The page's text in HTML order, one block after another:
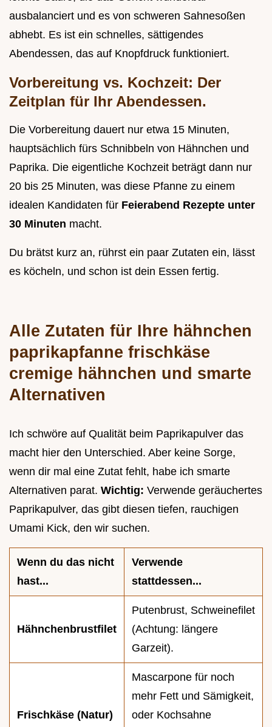
ausbalanciert und es von schweren Sahnesoßen
abhebt. Es ist ein schnelles, sättigendes
Abendessen, das auf Knopfdruck funktioniert.
Vorbereitung vs. Kochzeit: Der
Zeitplan für Ihr Abendessen.
Die Vorbereitung dauert nur etwa 15 Minuten,
hauptsächlich fürs Schnibbeln von Hähnchen und
Paprika. Die eigentliche Kochzeit beträgt dann nur
20 bis 25 Minuten, was diese Pfanne zu einem
idealen Kandidaten für Feierabend Rezepte unter
30 Minuten macht.
Du brätst kurz an, rührst ein paar Zutaten ein, lässt
es köcheln, und schon ist dein Essen fertig.
Alle Zutaten für Ihre hähnchen
paprikapfanne frischkäse
cremige hähnchen und smarte
Alternativen
Ich schwöre auf Qualität beim Paprikapulver das
macht hier den Unterschied. Aber keine Sorge,
wenn dir mal eine Zutat fehlt, habe ich smarte
Alternativen parat. Wichtig: Verwende geräuchertes
Paprikapulver, das gibt diesen tiefen, rauchigen
Umami Kick, den wir suchen.
Wenn du das nicht
hast...
Verwende
stattdessen...
Hähnchenbrustfilet
Putenbrust, Schweinefilet
(Achtung: längere
Garzeit).
Frischkäse (Natur)
Mascarpone für noch
mehr Fett und Sämigkeit,
oder Kochsahne